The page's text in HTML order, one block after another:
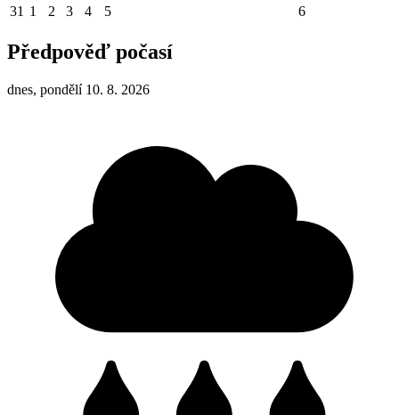
31 1 2 3 4 5 6
Předpověď počasí
dnes, pondělí 10. 8. 2026